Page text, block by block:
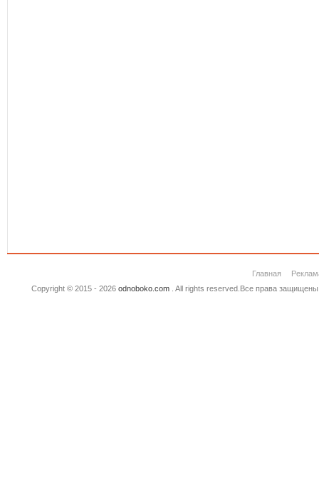
Главная
Copyright © 2015 - 2026 odnoboko.com. All rights reserved.Все права защищены.